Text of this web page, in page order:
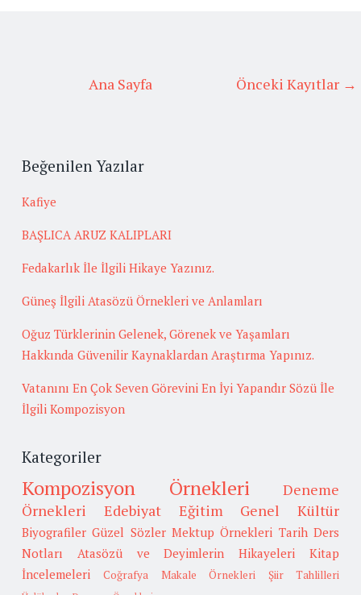
Önceki Kayıtlar →
Ana Sayfa
Beğenilen Yazılar
Kafiye
BAŞLICA ARUZ KALIPLARI
Fedakarlık İle İlgili Hikaye Yazınız.
Güneş İlgili Atasözü Örnekleri ve Anlamları
Oğuz Türklerinin Gelenek, Görenek ve Yaşamları
Hakkında Güvenilir Kaynaklardan Araştırma Yapınız.
Vatanını En Çok Seven Görevini En İyi Yapandır Sözü İle
İlgili Kompozisyon
Kategoriler
Kompozisyon Örnekleri
Deneme
Örnekleri
Edebiyat Eğitim Genel Kültür
Biyografiler Güzel Sözler Mektup Örnekleri Tarih Ders
Notları
Atasözü ve Deyimlerin Hikayeleri
Kitap
İncelemeleri
Coğrafya Makale Örnekleri Şiir Tahlilleri